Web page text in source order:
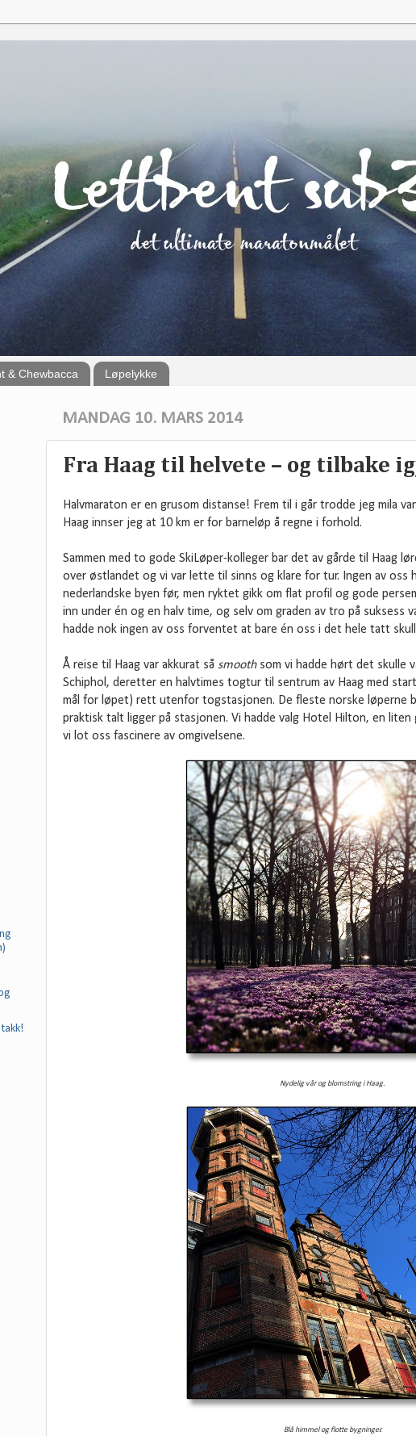
& Chewbacca Løpelykke
MANDAG 10. MARS 2014
Fra Haag til helvete – og tilbake
Halvmaraton er en grusom distanse! Frem til i går trodde jeg mila
Haag innser jeg at 10 km er for barneløp å regne i forhold.
Sammen med to gode SkiLøper-kolleger bar det av gårde til Haag
over østlandet og vi var lette til sinns og klare for tur. Ingen av oss
nederlandske byen før, men ryktet gikk om flat profil og gode
inn under én og en halv time, og selv om graden av tro på suksess
hadde nok ingen av oss forventet at bare én oss i det hele tatt
Å reise til Haag var akkurat så smoothsom vi hadde hørt det skulle
Schiphol, deretter en halvtimes togtur til sentrum av Haag med
mål for løpet) rett utenfor togstasjonen. De fleste norske løperne
praktisk talt ligger på stasjonen. Vi hadde valg Hotel Hilton, en
vi lot oss fascinere av omgivelsene.
Nydelig vår og blomstring i Haag.
Blå himmel og flotte bygninger.